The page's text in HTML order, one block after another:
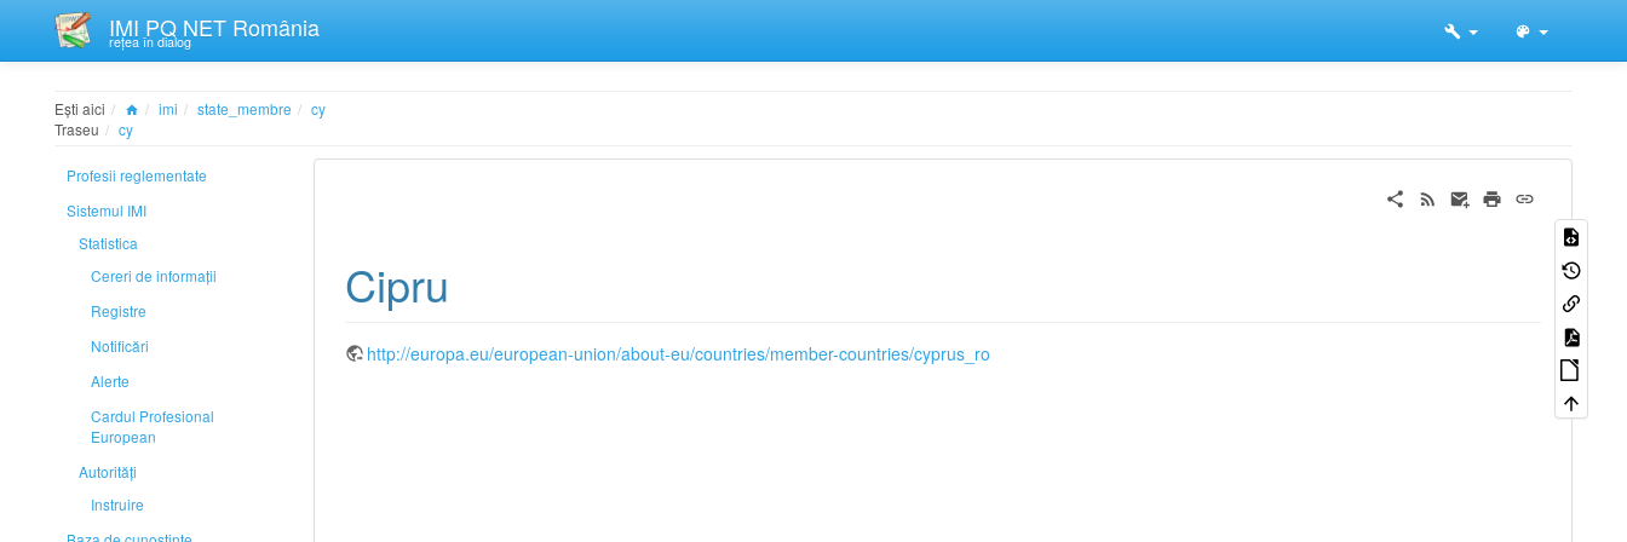
IMI PQ NET România
rețea în dialog
Ești aici imi state_membre
cy
Traseu
cy
Profesii reglementate
Sistemul IMI
Statistica
Cereri de informații
Registre
Notificări
Alerte
Cardul Profesional
European
Autorități
Instruire
Cipru
http://europa.eu/european-union/about-eu/countries/member-countries/cyprus_ro